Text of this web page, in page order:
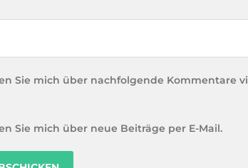
Sie mich über nachfolgende Kommentare
Sie mich über neue Beiträge per E-Mail.